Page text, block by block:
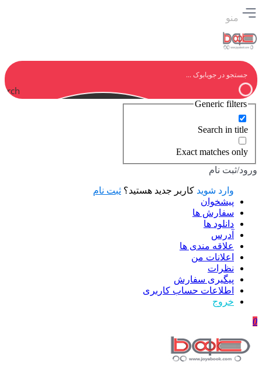
منو
Generic filters
Search in title
Exact matches only
ورود/ثبت نام
وارد شوید کاربر جدید هستید؟ ثبت نام
پیشخوان
سفارش ها
دانلود ها
آدرس
علاقه مندی ها
اعلانات من
نظرات
پیگیری سفارش
اطلاعات حساب كاربری
خروج
0